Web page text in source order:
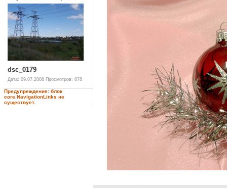
dsc_0179
Дата: 09.07.2008 Просмотров: 878
Предупреждение: блок
core.NavigationLinks не
существует.